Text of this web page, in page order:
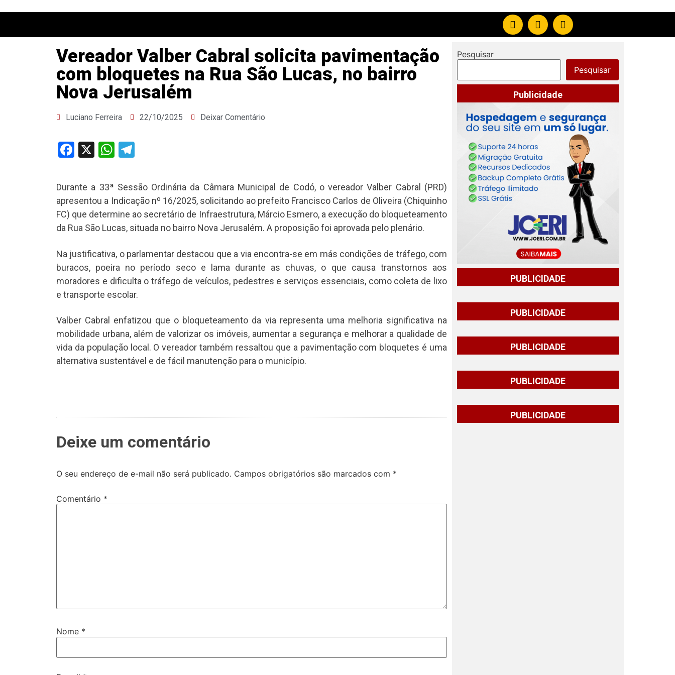
Vereador Valber Cabral solicita pavimentação
com bloquetes na Rua São Lucas, no bairro
Nova Jerusalém
Luciano Ferreira 22/10/2025 Deixar Comentário
Facebook
X WhatsApp
Durante a 33ª Sessão Ordinária da Câmara Municipal de Codó, o vereador Valber Cabral (PRD)
apresentou a Indicação nº 16/2025, solicitando ao prefeito Francisco Carlos de Oliveira (Chiquinho
FC) que determine ao secretário de Infraestrutura, Márcio Esmero, a execução do bloqueteamento
da Rua São Lucas, situada no bairro Nova Jerusalém. A proposição foi aprovada pelo plenário.
Na justificativa, o parlamentar destacou que a via encontra-se em más condições de tráfego, com
buracos, poeira no período seco e lama durante as chuvas, o que causa transtornos aos
moradores e dificulta o tráfego de veículos, pedestres e serviços essenciais, como coleta de lixo
e transporte escolar.
Valber Cabral enfatizou que o bloqueteamento da via representa uma melhoria significativa na
mobilidade urbana, além de valorizar os imóveis, aumentar a segurança e melhorar a qualidade de
vida da população local. O vereador também ressaltou que a pavimentação com bloquetes é uma
alternativa sustentável e de fácil manutenção para o município.
Deixe um comentário
O seu endereço de e-mail não será publicado. Campos obrigatórios são marcados com *
Comentário *
Nome *
Pesquisar
Pesquisar
Publicidade
PUBLICIDADE
PUBLICIDADE
PUBLICIDADE
PUBLICIDADE
PUBLICIDADE